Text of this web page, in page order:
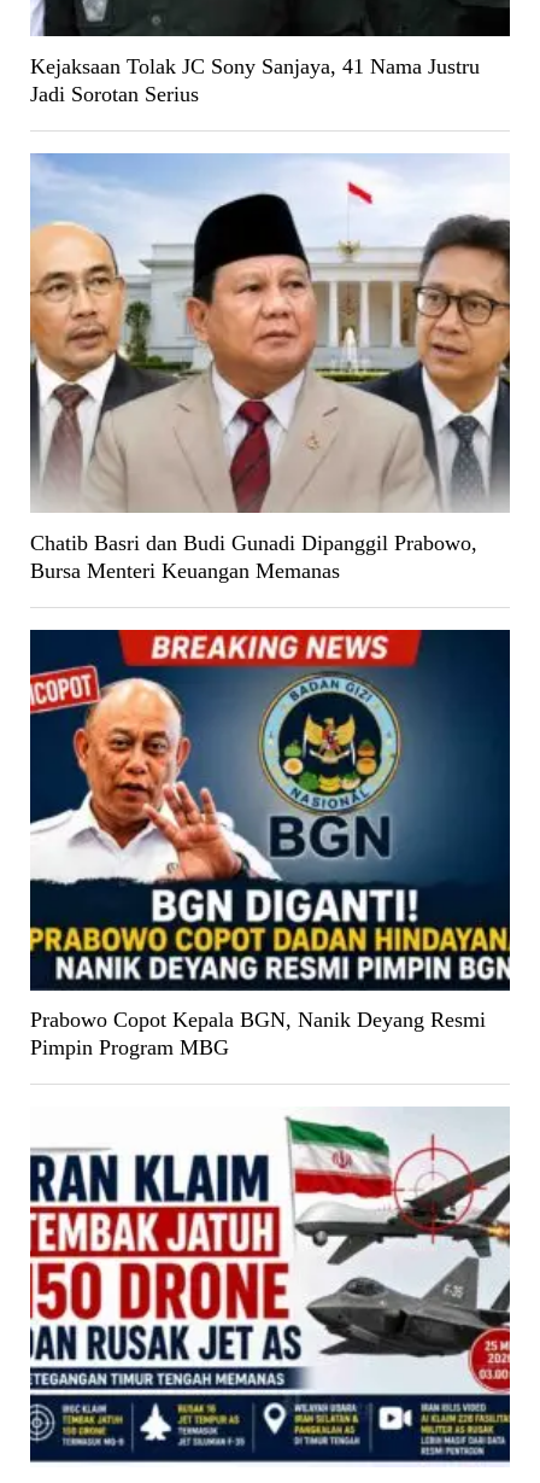
Kejaksaan Tolak JC Sony Sanjaya, 41 Nama Justru
Jadi Sorotan Serius
Chatib Basri dan Budi Gunadi Dipanggil Prabowo,
Bursa Menteri Keuangan Memanas
Prabowo Copot Kepala BGN, Nanik Deyang Resmi
Pimpin Program MBG